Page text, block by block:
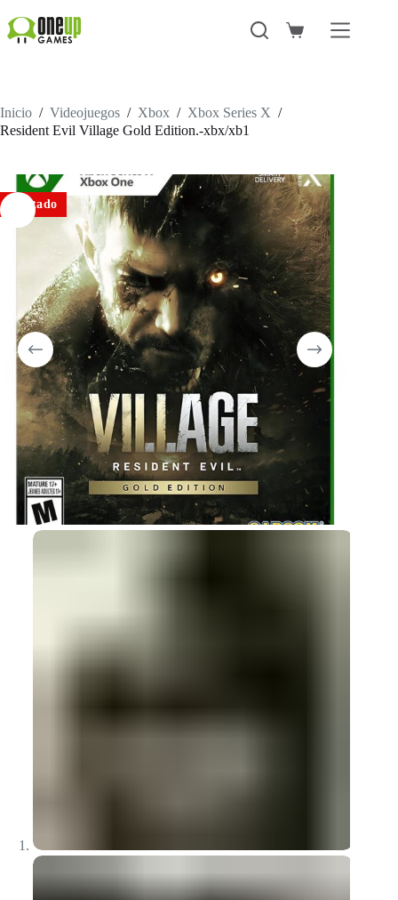
al
contenido
Carro
Inicio / Videojuegos / Xbox / Xbox Series X /
Resident Evil Village Gold Edition.-xbx/xb1
Agotado